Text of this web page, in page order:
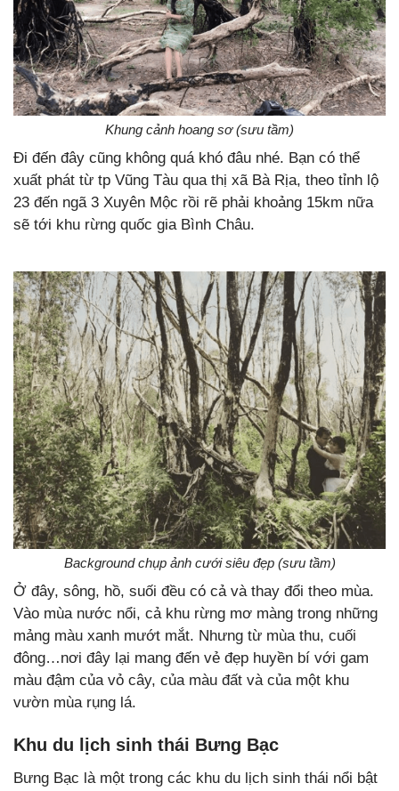
Khung cảnh hoang sơ (sưu tầm)
Đi đến đây cũng không quá khó đâu nhé. Bạn có thể
xuất phát từ tp Vũng Tàu qua thị xã Bà Rịa, theo tỉnh lộ
23 đến ngã 3 Xuyên Mộc rồi rẽ phải khoảng 15km nữa
sẽ tới khu rừng quốc gia Bình Châu.
Background chụp ảnh cưới siêu đẹp (sưu tầm)
Ở đây, sông, hồ, suối đều có cả và thay đổi theo mùa.
Vào mùa nước nổi, cả khu rừng mơ màng trong những
mảng màu xanh mướt mắt. Nhưng từ mùa thu, cuối
đông…nơi đây lại mang đến vẻ đẹp huyền bí với gam
màu đậm của vỏ cây, của màu đất và của một khu
vườn mùa rụng lá.
Khu du lịch sinh thái Bưng Bạc
Bưng Bạc là một trong các khu du lịch sinh thái nổi bật